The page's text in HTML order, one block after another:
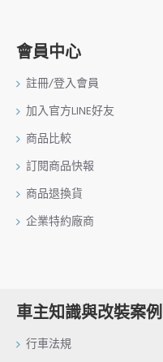
會員中心
註冊/登入會員
加入官方LINE好友
商品比較
訂閱商品快報
商品退換貨
企業特約廠商
車主知識與改裝案例
行車法規